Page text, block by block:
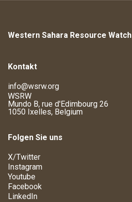
Western Sahara Resource Watch
Kontakt
info@wsrw.org
WSRW
Mundo B, rue d'Edimbourg 26
1050 Ixelles, Belgium
Folgen Sie uns
X/Twitter
Instagram
Youtube
Facebook
LinkedIn